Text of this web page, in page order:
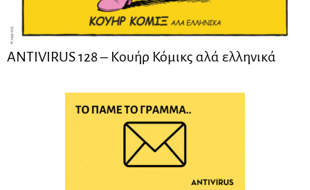
ANTIVIRUS 128 – Kουήρ Κόμικς αλά ελληνικά